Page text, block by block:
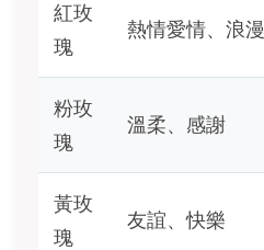
紅玫
瑰
熱情愛情、浪漫
粉玫
瑰
溫柔、感謝
黃玫
瑰
友誼、快樂